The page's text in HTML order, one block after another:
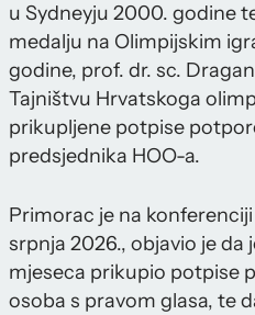
u Sydneyju 2000. godine
medalju na Olimpijskim
godine, prof. dr. sc.
Tajništvu Hrvatskoga
prikupljene potpise
predsjednika HOO-a.
Primorac je na
srpnja 2026., objavio je
mjeseca prikupio potpise
osoba s pravom glasa, te